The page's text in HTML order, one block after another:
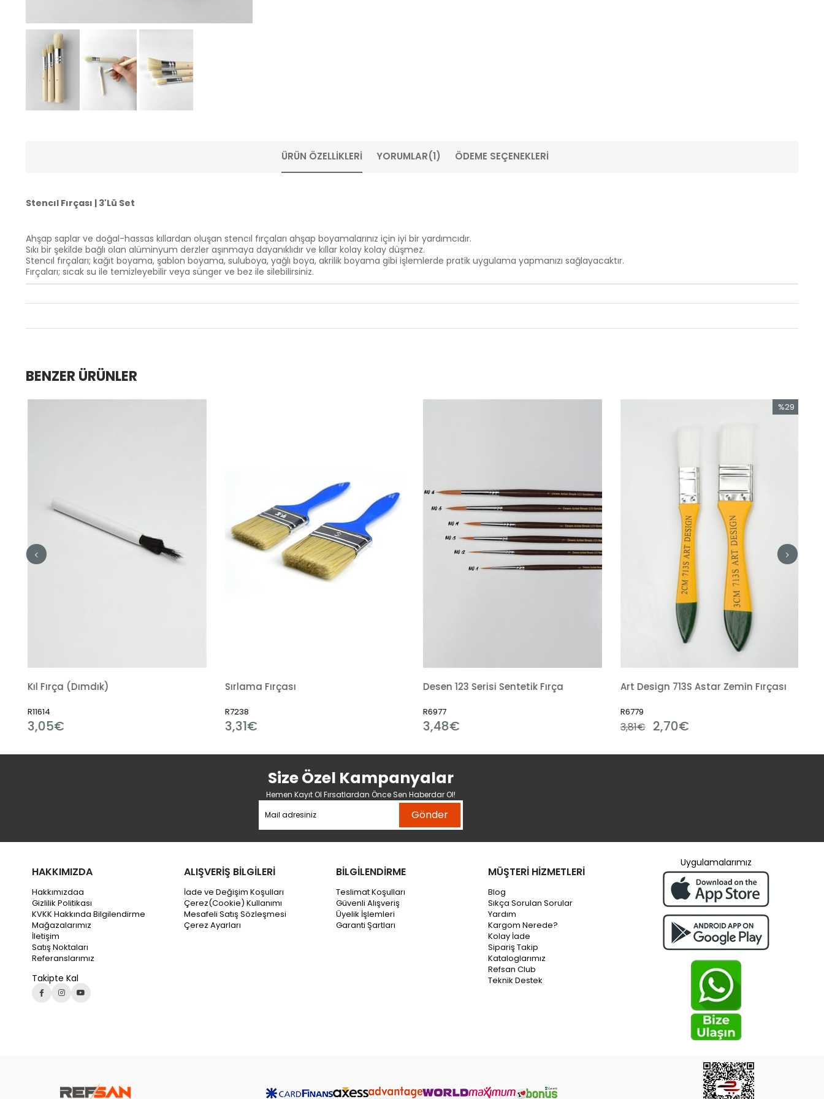
ÜRÜN ÖZELLIKLERI YORUMLAR(1) ÖDEME SEÇENEKLERI
Stencıl Fırçası | 3'Lü Set
Ahşap saplar ve doğal-hassas kıllardan oluşan stencıl fırçaları ahşap boyamalarınız için iyi bir yardımcıdır.
Sıkı bir şekilde bağlı olan alüminyum derzler aşınmaya dayanıklıdır ve kıllar kolay kolay düşmez.
Stencıl fırçaları; kağıt boyama, şablon boyama, suluboya, yağlı boya, akrilik boyama gibi işlemlerde pratik uygulama yapmanızı sağlayacaktır.
Fırçaları; sıcak su ile temizleyebilir veya sünger ve bez ile silebilirsiniz.
BENZER ÜRÜNLER
Kıl Fırça (Dımdık)
R11614
3,05€
Sırlama Fırçası
R7238
3,31€
Desen 123 Serisi Sentetik Fırça
R6977
3,48€
Art Design 713S Astar Zemin Fırçası
R6779
2,70€
3,81€
%29
Size Özel Kampanyalar
Hemen Kayıt Ol Fırsatlardan Önce Sen Haberdar Ol!
Gönder
HAKKIMIZDA
Hakkımızdaa
Gizlilik Politikası
KVKK Hakkında Bilgilendirme
Mağazalarımız
İletişim
Satış Noktaları
Referanslarımız
Takipte Kal
ALIŞVERİŞ BİLGİLERİ
İade ve Değişim Koşulları
Çerez(Cookie) Kullanımı
Mesafeli Satış Sözleşmesi
Çerez Ayarları
BİLGİLENDİRME
Teslimat Koşulları
Güvenli Alışveriş
Üyelik İşlemleri
Garanti Şartları
MÜŞTERİ HİZMETLERİ
Blog
Sıkça Sorulan Sorular
Yardım
Kargom Nerede?
Kolay İade
Sipariş Takip
Kataloglarımız
Refsan Club
Teknik Destek
Uygulamalarımız